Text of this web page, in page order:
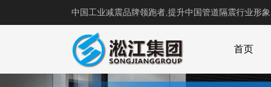
中国工业减震品牌领跑者,提升中国管道隔震行业形
首页